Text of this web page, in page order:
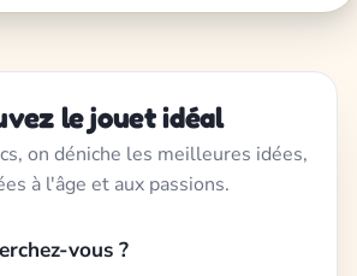
le jouet idéal
on déniche les meilleures idées,
à l'âge et aux passions.
vous ?